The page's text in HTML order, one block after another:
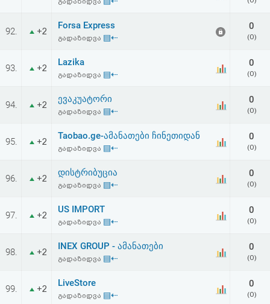
92. +2
Forsa Express
გადაზიდვა ▤⇠
0
(0)
93. +2
Lazika
გადაზიდვა ▤⇠
0
(0)
94. +2
ევაკუატორი
გადაზიდვა ▤⇠
0
(0)
95. +2
Taobao.ge-ამანათები ჩინეთიდან
გადაზიდვა ▤⇠
0
(0)
96. +2
დისტრიბუცია
გადაზიდვა ▤⇠
0
(0)
97. +2
US IMPORT
გადაზიდვა ▤⇠
0
(0)
98. +2
INEX GROUP - ამანათები
გადაზიდვა ▤⇠
0
(0)
99. +2
LiveStore
გადაზიდვა ▤⇠
0
(0)